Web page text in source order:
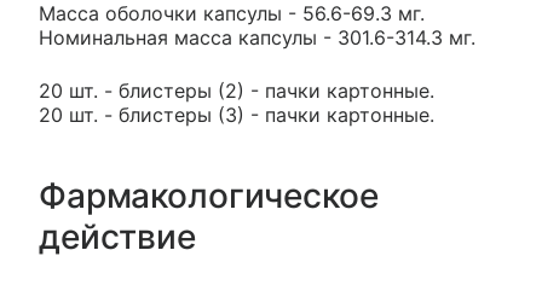
Масса оболочки капсулы - 56.6-69.3 мг.
Номинальная масса капсулы - 301.6-314.3 мг.
20 шт. - блистеры (2) - пачки картонные.
20 шт. - блистеры (3) - пачки картонные.
Фармакологическое
действие